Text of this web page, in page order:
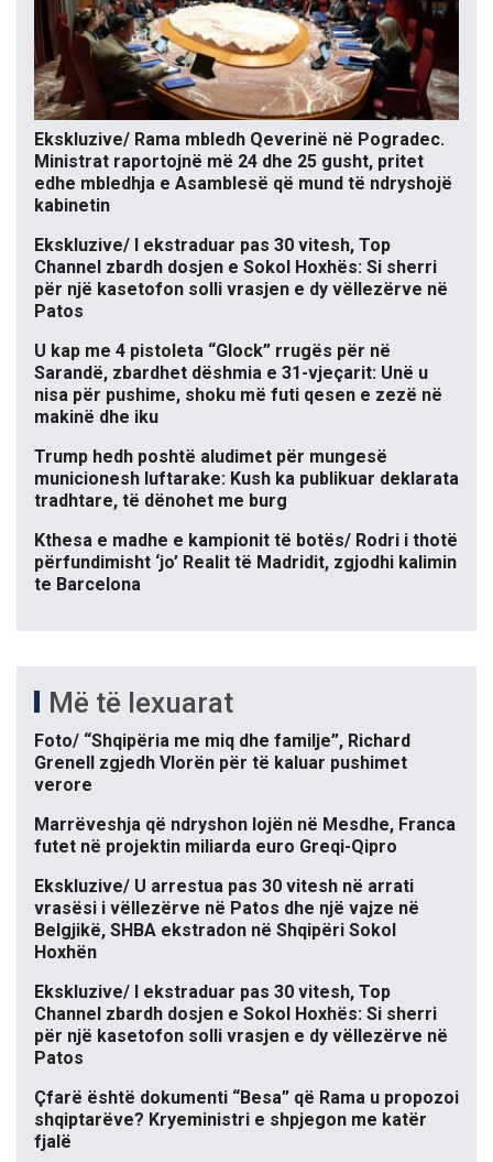
Ekskluzive/ Rama mbledh Qeverinë në Pogradec.
Ministrat raportojnë më 24 dhe 25 gusht, pritet
edhe mbledhja e Asamblesë që mund të ndryshojë
kabinetin
Ekskluzive/ I ekstraduar pas 30 vitesh, Top
Channel zbardh dosjen e Sokol Hoxhës: Si sherri
për një kasetofon solli vrasjen e dy vëllezërve në
Patos
U kap me 4 pistoleta “Glock” rrugës për në
Sarandë, zbardhet dëshmia e 31-vjeçarit: Unë u
nisa për pushime, shoku më futi qesen e zezë në
makinë dhe iku
Trump hedh poshtë aludimet për mungesë
municionesh luftarake: Kush ka publikuar deklarata
tradhtare, të dënohet me burg
Kthesa e madhe e kampionit të botës/ Rodri i thotë
përfundimisht ‘jo’ Realit të Madridit, zgjodhi kalimin
te Barcelona
Më të lexuarat
Foto/ “Shqipëria me miq dhe familje”, Richard
Grenell zgjedh Vlorën për të kaluar pushimet
verore
Marrëveshja që ndryshon lojën në Mesdhe, Franca
futet në projektin miliarda euro Greqi-Qipro
Ekskluzive/ U arrestua pas 30 vitesh në arrati
vrasësi i vëllezërve në Patos dhe një vajze në
Belgjikë, SHBA ekstradon në Shqipëri Sokol
Hoxhën
Ekskluzive/ I ekstraduar pas 30 vitesh, Top
Channel zbardh dosjen e Sokol Hoxhës: Si sherri
për një kasetofon solli vrasjen e dy vëllezërve në
Patos
Çfarë është dokumenti “Besa” që Rama u propozoi
shqiptarëve? Kryeministri e shpjegon me katër
fjalë